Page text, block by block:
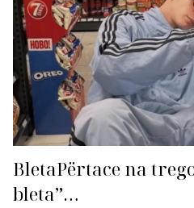
BletaPërtace na
bleta”…